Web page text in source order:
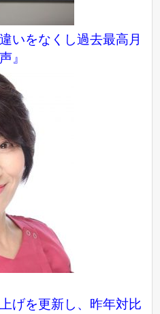
いをなくし過去最高月
』
げを更新し、昨年対比